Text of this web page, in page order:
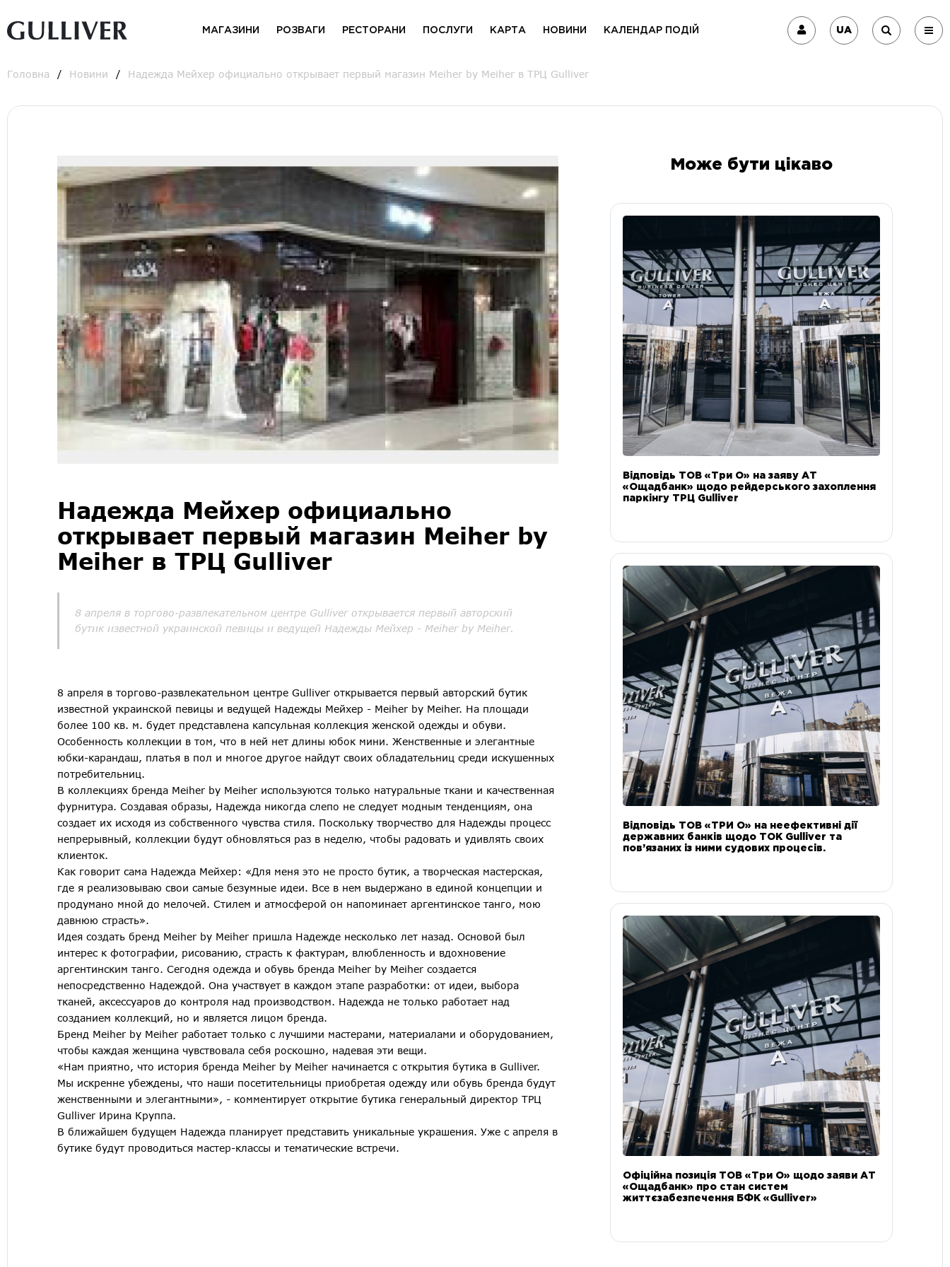
МАГАЗИНИ РОЗВАГИ РЕСТОРАНИ ПОСЛУГИ КАРТА НОВИНИ КАЛЕНДАР ПОДІЙ UA
Головна Новини Надежда Мейхер официально открывает первый магазин Meiher by Meiher в ТРЦ Gulliver
Надежда Мейхер официально
открывает первый магазин Meiher by
Meiher в ТРЦ Gulliver
8 апреля в торгово-развлекательном центре Gulliver открывается первый авторский
бутик известной украинской певицы и ведущей Надежды Мейхер - Meiher by Meiher.
8 апреля в торгово-развлекательном центре Gulliver открывается первый авторский бутик
известной украинской певицы и ведущей Надежды Мейхер - Meiher by Meiher. На площади
более 100 кв. м. будет представлена капсульная коллекция женской одежды и обуви.
Особенность коллекции в том, что в ней нет длины юбок мини. Женственные и элегантные
юбки-карандаш, платья в пол и многое другое найдут своих обладательниц среди искушенных
потребительниц.
В коллекциях бренда Meiher by Meiher используются только натуральные ткани и качественная
фурнитура. Создавая образы, Надежда никогда слепо не следует модным тенденциям, она
создает их исходя из собственного чувства стиля. Поскольку творчество для Надежды процесс
непрерывный, коллекции будут обновляться раз в неделю, чтобы радовать и удивлять своих
клиенток.
Как говорит сама Надежда Мейхер: «Для меня это не просто бутик, а творческая мастерская,
где я реализовываю свои самые безумные идеи. Все в нем выдержано в единой концепции и
продумано мной до мелочей. Стилем и атмосферой он напоминает аргентинское танго, мою
давнюю страсть».
Идея создать бренд Meiher by Meiher пришла Надежде несколько лет назад. Основой был
интерес к фотографии, рисованию, страсть к фактурам, влюбленность и вдохновение
аргентинским танго. Сегодня одежда и обувь бренда Meiher by Meiher создается
непосредственно Надеждой. Она участвует в каждом этапе разработки: от идеи, выбора
тканей, аксессуаров до контроля над производством. Надежда не только работает над
созданием коллекций, но и является лицом бренда.
Бренд Meiher by Meiher работает только с лучшими мастерами, материалами и оборудованием,
чтобы каждая женщина чувствовала себя роскошно, надевая эти вещи.
«Нам приятно, что история бренда Meiher by Meiher начинается с открытия бутика в Gulliver.
Мы искренне убеждены, что наши посетительницы приобретая одежду или обувь бренда будут
женственными и элегантными», - комментирует открытие бутика генеральный директор ТРЦ
Gulliver Ирина Круппа.
В ближайшем будущем Надежда планирует представить уникальные украшения. Уже с апреля в
бутике будут проводиться мастер-классы и тематические встречи.
Може бути цікаво
Відповідь ТОВ «Три О» на заяву АТ
«Ощадбанк» щодо рейдерського захоплення
паркінгу ТРЦ Gulliver
Відповідь ТОВ «ТРИ О» на неефективні дії
державних банків щодо ТОК Gulliver та
пов’язаних із ними судових процесів.
Офіційна позиція ТОВ «Три О» щодо заяви АТ
«Ощадбанк» про стан систем
життєзабезпечення БФК «Gulliver»